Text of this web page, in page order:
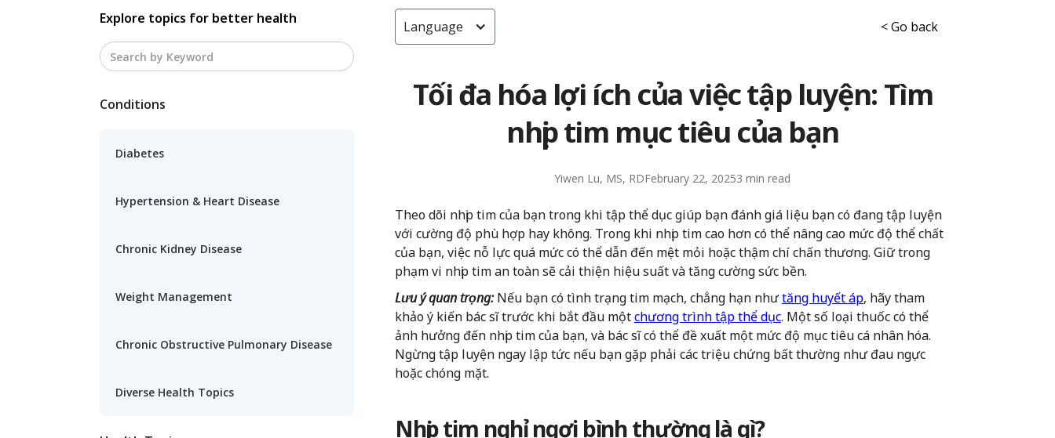
Explore topics for better health
Conditions
Diabetes
Hypertension & Heart Disease
Chronic Kidney Disease
Weight Management
Chronic Obstructive Pulmonary Disease
Diverse Health Topics
Language < Go back
Tối đa hóa lợi ích của việc tập luyện: Tìm
nhịp tim mục tiêu của bạn
Yiwen Lu, MS, RDFebruary 22, 20253
Theo dõi nhịp tim của bạn trong khi tập thể dục giúp bạn đánh giá liệu bạn có đang tập luyện
với cường độ phù hợp hay không. Trong khi nhịp tim cao hơn có thể nâng cao mức độ thể chất
của bạn, việc nỗ lực quá mức có thể dẫn đến mệt mỏi hoặc thậm chí chấn thương. Giữ trong
phạm vi nhịp tim an toàn sẽ cải thiện hiệu suất và tăng cường sức bền.
Lưu ý quan trọng:Nếu bạn có tình trạng tim mạch, chẳng hạn nhưtăng huyết áp, hãy tham
khảo ý kiến bác sĩ trước khi bắt đầu mộtchương trình tập thể dục. Một số loại thuốc có thể
ảnh hưởng đến nhịp tim của bạn, và bác sĩ có thể đề xuất một mức độ mục tiêu cá nhân hóa.
Ngừng tập luyện ngay lập tức nếu bạn gặp phải các triệu chứng bất thường như đau ngực
hoặc chóng mặt.
Nhịp tim nghỉ ngơi bình thường là gì?